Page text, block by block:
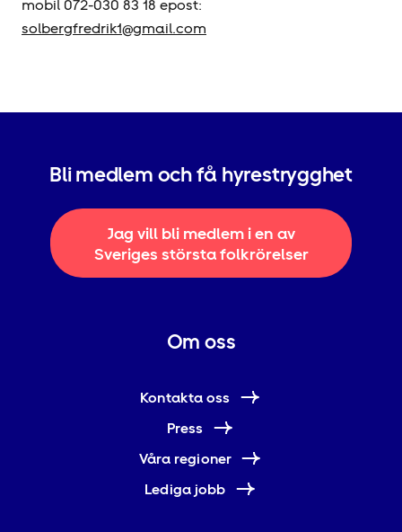
mobil 072-030 83 18 epost:
solbergfredrik1@gmail.com
Bli medlem och få hyrestrygghet
Jag vill bli medlem i en av
Sveriges största folkrörelser
Om oss
Kontakta oss
Press
Våra regioner
Lediga jobb